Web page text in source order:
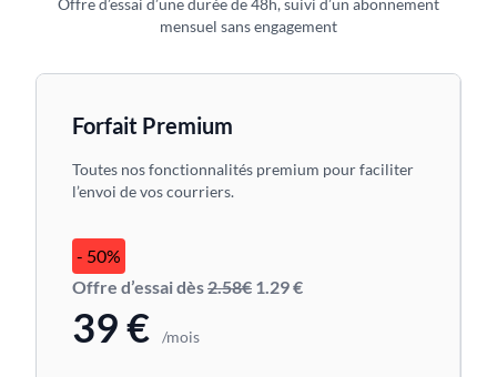
Offre d’essai d’une durée de 48h, suivi d’un abonnement
mensuel sans engagement
Forfait Premium
Toutes nos fonctionnalités premium pour faciliter
l’envoi de vos courriers.
- 50%
Offre d’essai dès2.58€ 1.29 €
39 € /mois